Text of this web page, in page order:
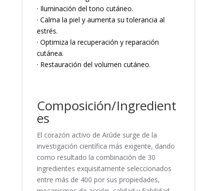
· Iluminación del tono cutáneo.
· Calma la piel y aumenta su tolerancia al
estrés.
· Optimiza la recuperación y reparación
cutánea.
· Restauración del volumen cutáneo.
Composición/Ingredient
es
El corazón activo de Arûde surge de la
investigación científica más exigente, dando
como resultado la combinación de 30
ingredientes exquisitamente seleccionados
entre más de 400 por sus propiedades,